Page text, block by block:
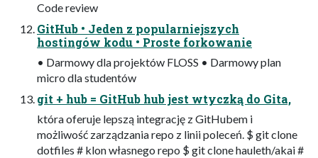
Code review
GitHub • Jeden z popularniejszych
hostingów kodu • Proste forkowanie
• Darmowy dla projektów FLOSS • Darmowy plan
micro dla studentów
git + hub = GitHub hub jest wtyczką do Gita,
która oferuje lepszą integrację z GitHubem i
możliwość zarządzania repo z linii poleceń. $ git clone
dotfiles # klon własnego repo $ git clone hauleth/akai #